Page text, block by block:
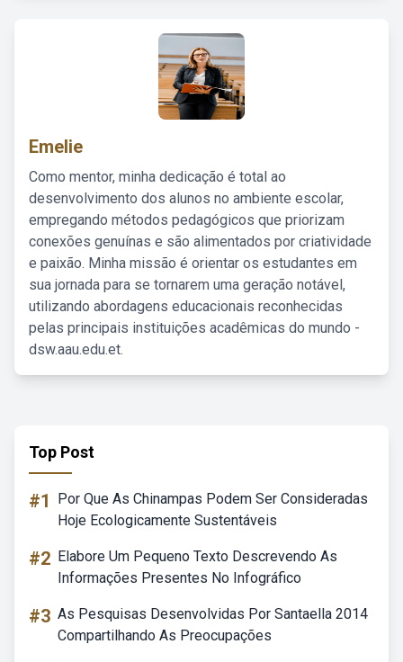
Emelie
Como mentor, minha dedicação é total ao
desenvolvimento dos alunos no ambiente escolar,
empregando métodos pedagógicos que priorizam
conexões genuínas e são alimentados por criatividade
e paixão. Minha missão é orientar os estudantes em
sua jornada para se tornarem uma geração notável,
utilizando abordagens educacionais reconhecidas
pelas principais instituições acadêmicas do mundo -
dsw.aau.edu.et.
Top Post
#1
Por Que As Chinampas Podem Ser Consideradas
Hoje Ecologicamente Sustentáveis
#2 Elabore Um Pequeno Texto Descrevendo As
Informações Presentes No Infográfico
#3 As Pesquisas Desenvolvidas Por Santaella 2014
Compartilhando As Preocupações